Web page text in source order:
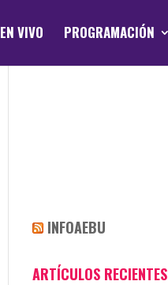
EN VIVO PROGRAMACIÓN
INFOAEBU
ARTÍCULOS RECIENTES